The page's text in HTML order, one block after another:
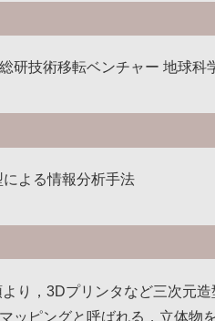
技術移転ベンチャー 地球科
よる情報分析手法
り，3Dプリンタなど三次元
ッピングと呼ばれる，立体物